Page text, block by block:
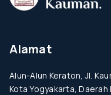
Alamat
Alun-Alun Keraton, Jl.
Kota Yogyakarta,